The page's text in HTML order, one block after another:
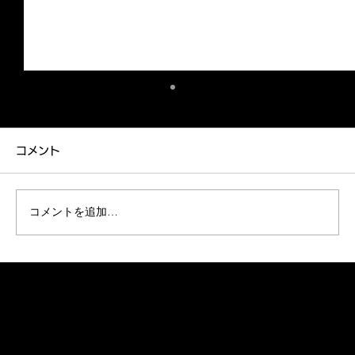
す！ いつもブログをご覧いただきありがとうご
ざいます。 いよいよ冬本番ですね。 大阪市内
様いかがお過ごしでしょうか。 冬のドライブと
いえば、スキーやスノーボード、あるいは温泉
コメント
コメントを追加…